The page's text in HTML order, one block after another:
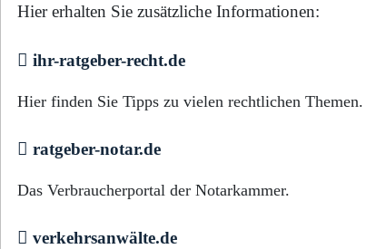
Hier erhalten Sie zusätzliche Informationen:
ihr-ratgeber-recht.de
Hier finden Sie Tipps zu vielen rechtlichen Themen.
ratgeber-notar.de
Das Verbraucherportal der Notarkammer.
verkehrsanwälte.de